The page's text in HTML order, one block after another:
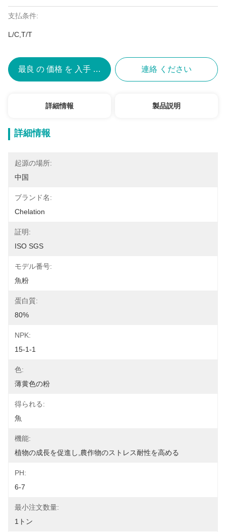
支払条件:
L/C,T/T
最良 の 価格 を 入手 する 連絡 ください
詳細情報 製品説明
詳細情報
起源の場所:
中国
ブランド名:
Chelation
証明:
ISO SGS
モデル番号:
魚粉
蛋白質:
80%
NPK:
15-1-1
色:
薄黄色の粉
得られる:
魚
機能:
植物の成長を促進し,農作物のストレス耐性を高める
PH:
6-7
最小注文数量:
1トン